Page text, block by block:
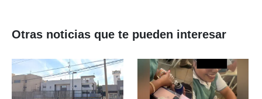
Otras noticias que te pueden interesar